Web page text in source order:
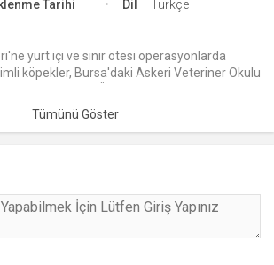
.web.tv
Seçilen dil tercihini tutmak
1 ay
Oturum verisini tutmak
Tarihi Dil Türkçe
yurt içi ve sınır ötesi operasyonlarda
köpekler, Bursa'daki Askeri Veteriner Okulu
yöntemlerle eğitiliyor. Toplam 12 farklı ırktan
narkotik ve devriye görevi gibi birçok noktada